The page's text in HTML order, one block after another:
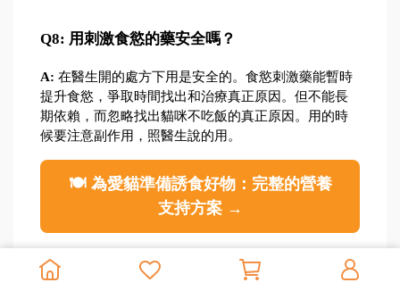
Q8: 用刺激食慾的藥安全嗎？
A: 在醫生開的處方下用是安全的。食慾刺激藥能暫時
提升食慾，爭取時間找出和治療真正原因。但不能長
期依賴，而忽略找出貓咪不吃飯的真正原因。用的時
候要注意副作用，照醫生說的用。
🍽️ 為愛貓準備誘食好物：完整的營養
支持方案 →